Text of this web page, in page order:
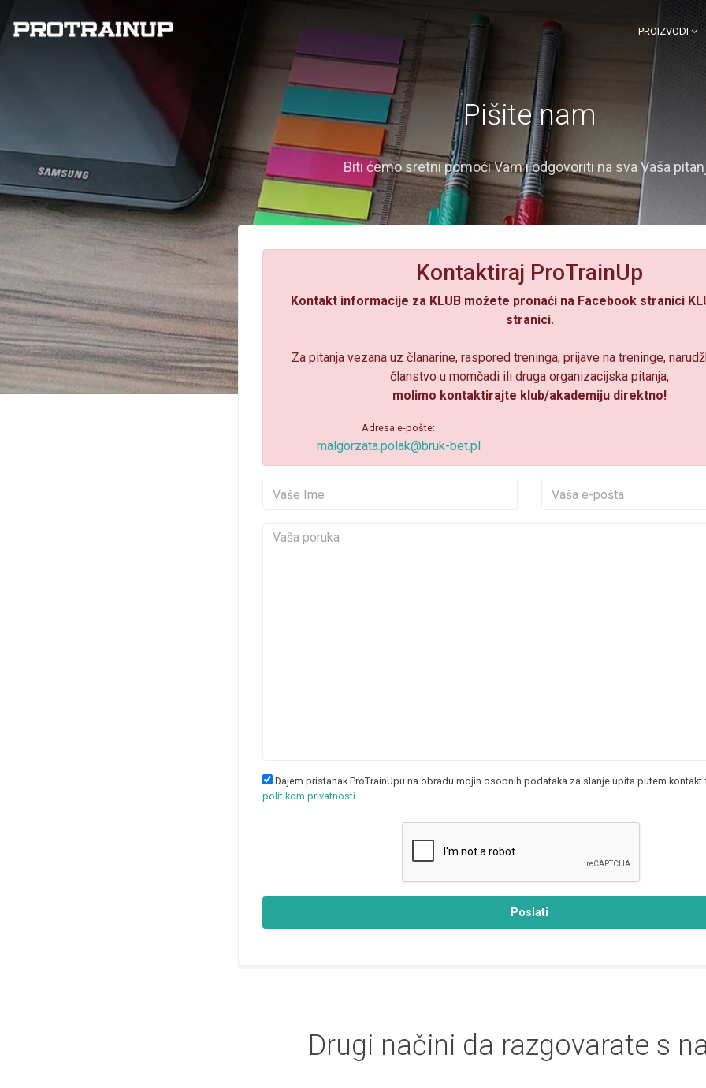
PROIZVODI
Pišite nam
Biti ćemo sretni pomoći Vam i odgovoriti na sva Vaša
Kontaktiraj ProTrainUp
Kontakt informacije za KLUB možete pronaći na Facebook stranici
stranici.
Za pitanja vezana uz članarine, raspored treninga, prijave na treninge,
članstvo u momčadi ili druga organizacijska pitanja,
molimo kontaktirajte klub/akademiju direktno!
Adresa e-pošte:
malgorzata.polak@bruk-bet.pl
Dajem pristanak ProTrainUpu na obradu mojih osobnih podataka za slanje upita putem kontakt
politikom privatnosti.
Poslati
Drugi načini da razgovarate s